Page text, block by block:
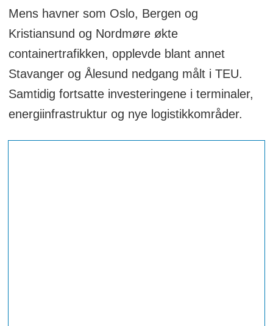
Mens havner som Oslo, Bergen og
Kristiansund og Nordmøre økte
containertrafikken, opplevde blant annet
Stavanger og Ålesund nedgang målt i TEU.
Samtidig fortsatte investeringene i terminaler,
energiinfrastruktur og nye logistikkområder.